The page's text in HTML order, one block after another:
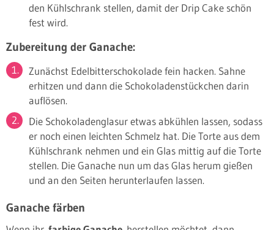
den Kühlschrank stellen, damit der Drip Cake schön
fest wird.
Zubereitung der Ganache:
Zunächst Edelbitterschokolade fein hacken. Sahne
erhitzen und dann die Schokoladenstückchen darin
auflösen.
Die Schokoladenglasur etwas abkühlen lassen, sodass
er noch einen leichten Schmelz hat. Die Torte aus dem
Kühlschrank nehmen und ein Glas mittig auf die Torte
stellen. Die Ganache nun um das Glas herum gießen
und an den Seiten herunterlaufen lassen.
Ganache färben